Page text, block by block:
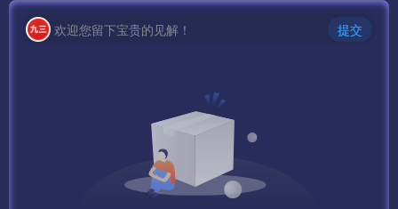
祝君好运
——————————————————————————
1、这里要说明下 默认方式连接数据库会出现乱码，需要把
欢迎您留下宝贵的见解！ 提交